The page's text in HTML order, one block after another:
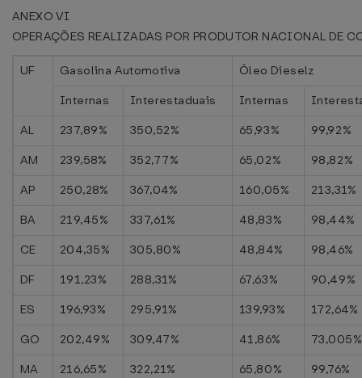
ANEXO VI
OPERAÇÕES REALIZADAS POR PRODUTOR NACIONAL DE
UF Gasolina Automotiva
Óleo Dieselz
Internas
Interestaduais Internas
AL
237,89% 350,52% 65,93%
99,92%
AM
239,58% 352,77% 65,02%
98,82%
AP
250,28% 367,04% 160,05%
213,31%
BA
219,45% 337,61% 48,83%
98,44%
CE
204,35% 305,80% 48,84%
98,46%
DF
191,23% 288,31% 67,63%
90,49%
ES
196,93% 295,91% 139,93%
172,64%
GO
202,49% 309,47% 41,86%
73,005%
MA
216,65% 322,21% 65,80% 99,76%